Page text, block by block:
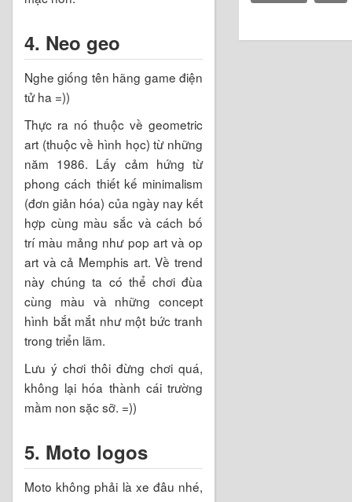
4. Neo geo
Nghe giống tên hãng game điện
tử ha =))
Thực ra nó thuộc về geometric
art (thuộc về hình học) từ những
năm 1986. Lấy cảm hứng từ
phong cách thiết kế minimalism
(đơn giản hóa) của ngày nay kết
hợp cùng màu sắc và cách bố
trí màu mảng như pop art và op
art và cả Memphis art. Về trend
này chúng ta có thể chơi đùa
cùng màu và những concept
hình bắt mắt như một bức tranh
trong triển lãm.
Lưu ý chơi thôi đừng chơi quá,
không lại hóa thành cái trường
mầm non sặc sỡ. =))
5. Moto logos
Moto không phải là xe đâu nhé,